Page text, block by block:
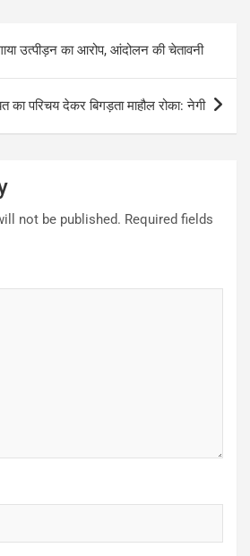
उत्पीड़न का आरोप, आंदोलन की चेतावनी
का परिचय देकर बिगड़ता माहौल रोका: नेगी
not be published. Required fields